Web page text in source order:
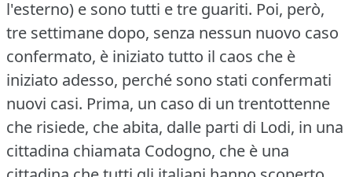
l'esterno) e sono tutti e tre guariti. Poi, però,
tre settimane dopo, senza nessun nuovo caso
confermato, è iniziato tutto il caos che è
iniziato adesso, perché sono stati confermati
nuovi casi. Prima, un caso di un trentottenne
che risiede, che abita, dalle parti di Lodi, in una
cittadina chiamata Codogno, che è una